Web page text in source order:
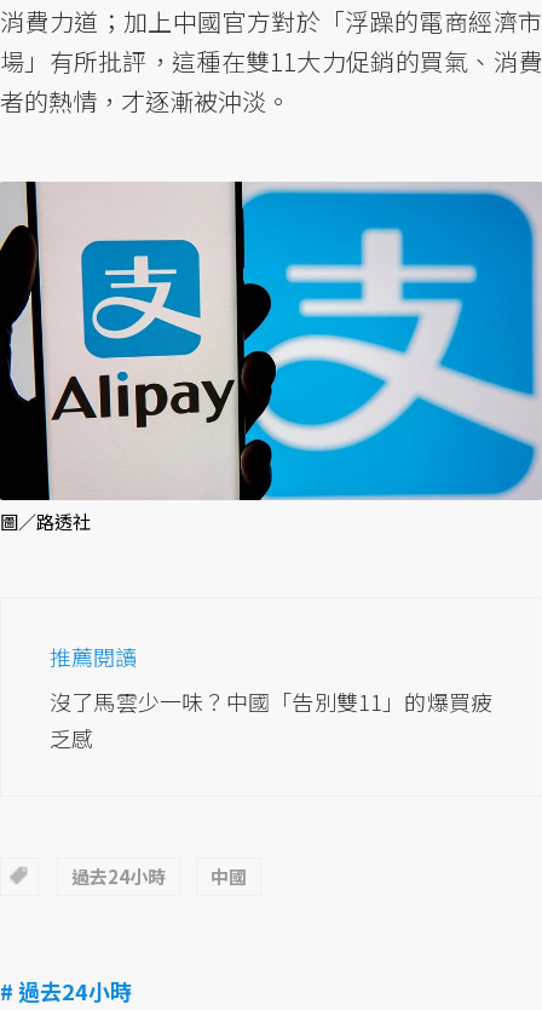
消費力道；加上中國官方對於「浮躁的電商經濟市
場」有所批評，這種在雙11大力促銷的買氣、消費
者的熱情，才逐漸被沖淡。
圖／路透社
推薦閱讀
沒了馬雲少一味？中國「告別雙11」的爆買疲
乏感
過去24小時 中國
# 過去24小時